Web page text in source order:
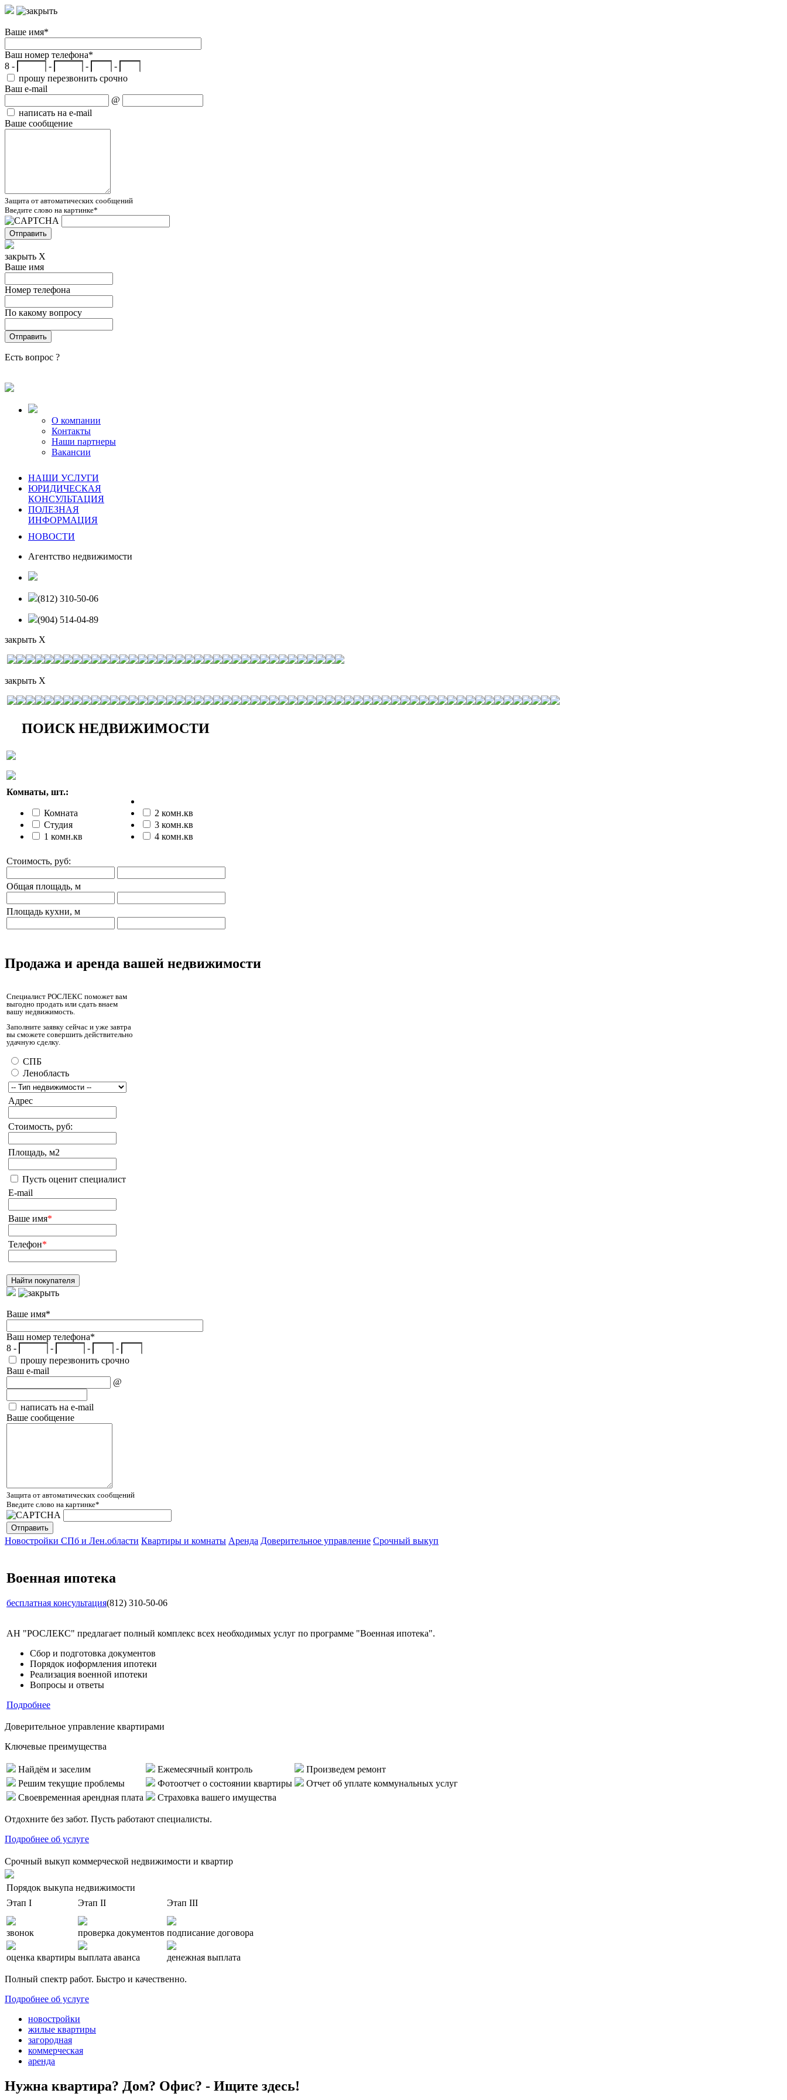
Ваше имя*
Ваш номер телефона*
8 -
- -
-
прошу перезвонить срочно
Ваш e-mail
@
написать на e-mail
Ваше сообщение
Защита от автоматических сообщений
Введите слово на картинке*
закрыть X
Ваше имя
Номер телефона
По какому вопросу
Есть вопрос ?
О компании
Контакты
Наши партнеры
Вакансии
НАШИ УСЛУГИ
ЮРИДИЧЕСКАЯ
КОНСУЛЬТАЦИЯ
ПОЛЕЗНАЯ
ИНФОРМАЦИЯ
НОВОСТИ
Агентство недвижимости
(812) 310-50-06
(904) 514-04-89
закрыть X
закрыть X
ПОИСК НЕДВИЖИМОСТИ
Комнаты, шт.:
Комната
Студия
1 комн.кв
2 комн.кв
3 комн.кв
4 комн.кв
Стоимость, руб:
Общая площадь, м
Площадь кухни, м
Продажа и аренда вашей недвижимости
Специалист РОСЛЕКС поможет вам
выгодно продать или сдать внаем
вашу недвижимость.
Заполните заявку сейчас и уже завтра
вы сможете совершить действительно
удачную сделку.
СПБ
Ленобласть
Адрес
Стоимость, руб:
Площадь, м2
Пусть оценит специалист
E-mail
Ваше имя*
Телефон*
Ваше имя*
Ваш номер телефона*
8 -
- -
-
прошу перезвонить срочно
Ваш e-mail
@
написать на e-mail
Ваше сообщение
Защита от автоматических сообщений
Введите слово на картинке*
Новостройки СПб и Лен.области Квартиры и комнаты Аренда Доверительное управление Срочный выкуп
Военная ипотека
бесплатная консультация(812) 310-50-06
АН "РОСЛЕКС" предлагает полный комплекс всех необходимых услуг по программе "Военная ипотека".
Сбор и подготовка документов
Порядок иоформления ипотеки
Реализация военной ипотеки
Вопросы и ответы
Подробнее
Доверительное управление квартирами
Ключевые преимущества
Найдём и заселим Ежемесячный контроль
Произведем ремонт
Решим текущие проблемы
Фотоотчет о состоянии квартиры
Отчет об уплате коммунальных услуг
Своевременная арендная плата
Страховка вашего имущества
Отдохните без забот. Пусть работают специалисты.
Подробнее об услуге
Срочный выкуп коммерческой недвижимости и квартир
Порядок выкупа недвижимости
Этап I
Этап II Этап III
звонок проверка документов подписание договора
оценка квартиры выплата аванса денежная выплата
Полный спектр работ. Быстро и качественно.
Подробнее об услуге
новостройки
жилые квартиры
загородная
коммерческая
аренда
Нужна квартира? Дом? Офис? - Ищите здесь!